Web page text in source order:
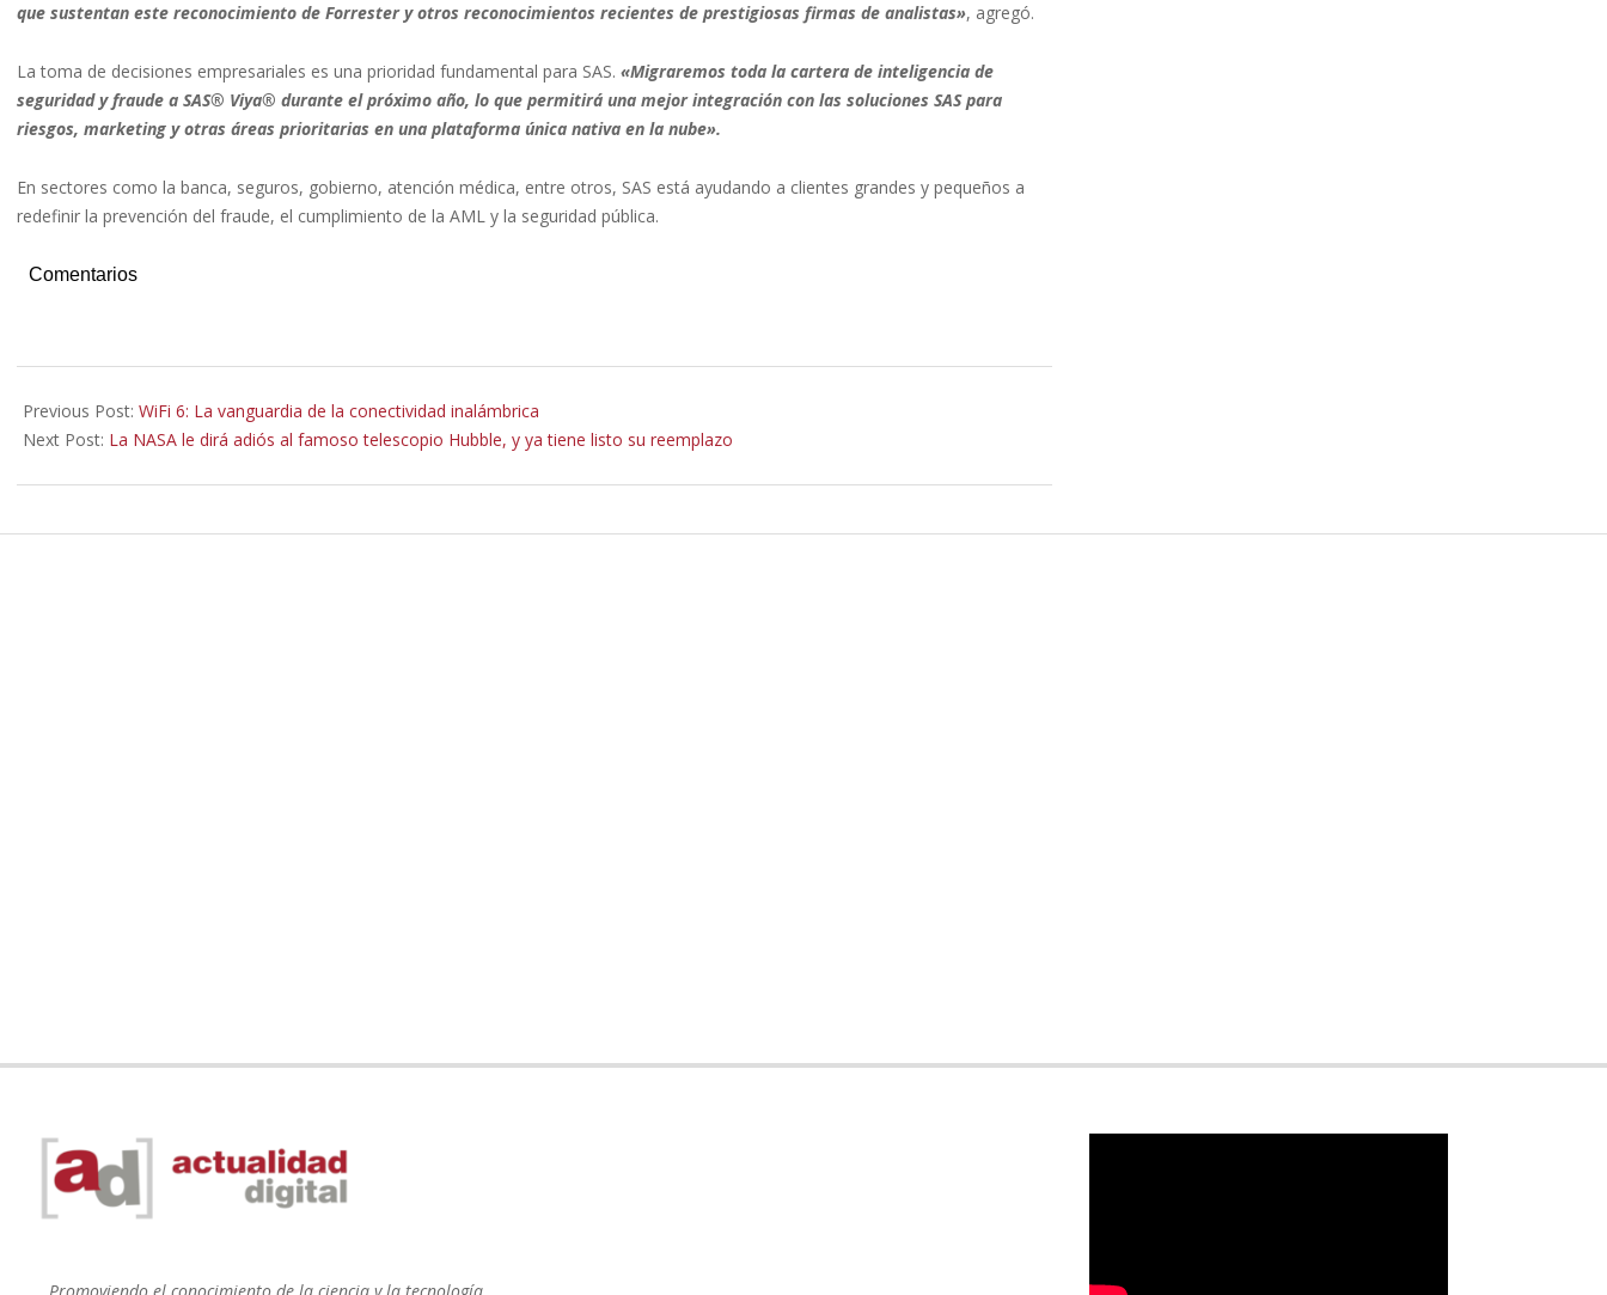
que sustentan este reconocimiento de Forrester y otros reconocimientos recientes de prestigiosas firmas de analistas», agregó.
La toma de decisiones empresariales es una prioridad fundamental para SAS. «Migraremos toda la cartera de inteligencia de
seguridad y fraude a SAS® Viya® durante el próximo año, lo que permitirá una mejor integración con las soluciones SAS para
riesgos, marketing y otras áreas prioritarias en una plataforma única nativa en la nube».
En sectores como la banca, seguros, gobierno, atención médica, entre otros, SAS está ayudando a clientes grandes y pequeños a
redefinir la prevención del fraude, el cumplimiento de la AML y la seguridad pública.
Comentarios
09-
01
Previous Post: WiFi 6: La vanguardia de la conectividad inalámbrica
Next Post: La NASA le dirá adiós al famoso telescopio Hubble, y ya tiene listo su reemplazo